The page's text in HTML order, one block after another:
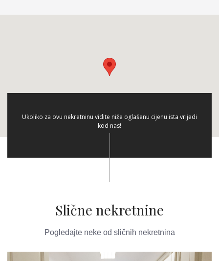
Ukoliko za ovu nekretninu vidite niže oglašenu cijenu ista vrijedi
kod nas!
Slične nekretnine
Pogledajte neke od sličnih nekretnina